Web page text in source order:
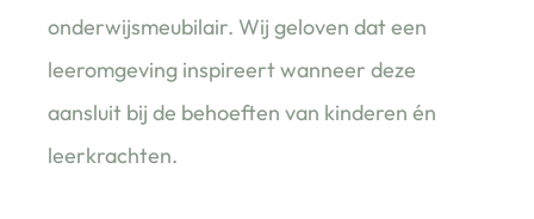
onderwijsmeubilair. Wij geloven dat een
leeromgeving inspireert wanneer deze
aansluit bij de behoeften van kinderen én
leerkrachten.